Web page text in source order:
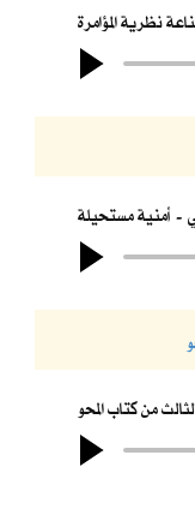
نظرية المؤامرة
أمنية مستحيلة
من كتاب المحو